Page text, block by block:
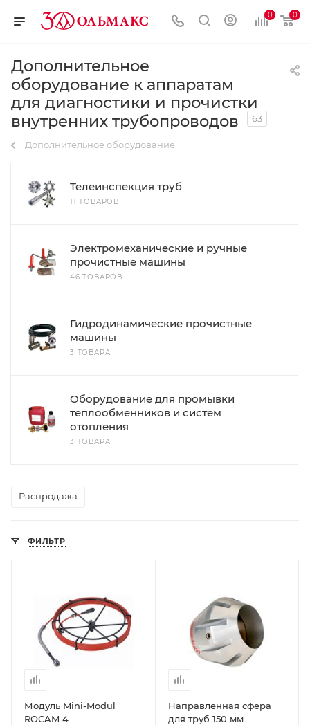
0 0
Дополнительное
оборудование к аппаратам
для диагностики и прочистки
внутренних трубопроводов
63
Дополнительное оборудование
Телеинспекция труб
11 ТОВАРОВ
Электромеханические и ручные
прочистные машины
46 ТОВАРОВ
Гидродинамические прочистные
машины
3 ТОВАРА
Оборудование для промывки
теплообменников и систем
отопления
3 ТОВАРА
Распродажа
ФИЛЬТР
Модуль Mini-Modul
ROCAM 4
Направленная сфера
для труб 150 мм